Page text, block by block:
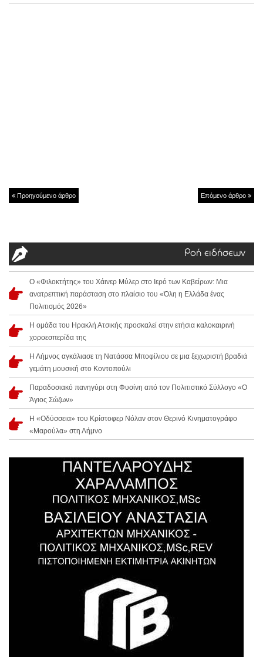
Προηγούμενο άρθρο Επόμενο άρθρο
Ροή ειδήσεων
Ο «Φιλοκτήτης» του Χάινερ Μύλερ στο Ιερό των Καβείρων: Μια
ανατρεπτική παράσταση στο πλαίσιο του «Όλη η Ελλάδα ένας
Πολιτισμός 2026»
Η ομάδα του Ηρακλή Ατσικής προσκαλεί στην ετήσια καλοκαιρινή
χοροεσπερίδα της
Η Λήμνος αγκάλιασε τη Νατάσσα Μποφίλιου σε μια ξεχωριστή βραδιά
γεμάτη μουσική στο Κοντοπούλι
Παραδοσιακό πανηγύρι στη Φυσίνη από τον Πολιτιστικό Σύλλογο «Ο
Άγιος Σώζων»
Η «Οδύσσεια» του Κρίστοφερ Νόλαν στον Θερινό Κινηματογράφο
«Μαρούλα» στη Λήμνο